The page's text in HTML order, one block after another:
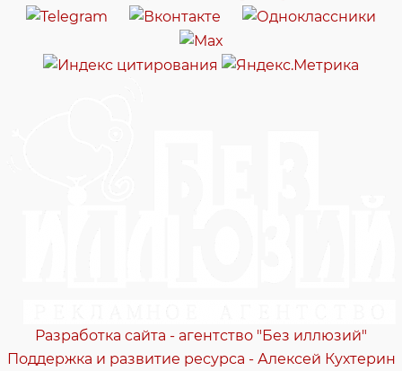
Разработка сайта - агентство "Без иллюзий"
Поддержка и развитие ресурса - Алексей Кухтерин